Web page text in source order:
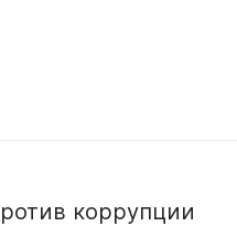
коррупции